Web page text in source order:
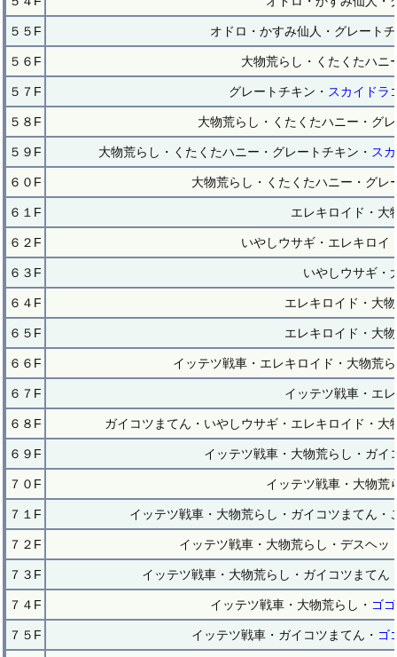
５５F オドロ・かすみ仙人・グレート
５６F 大物荒らし・くたくたハニ
５７F グレートチキン・ スカイドラ
５８F 大物荒らし・くたくたハニー・グ
５９F 大物荒らし・くたくたハニー・グレートチキン・ ス
６０F 大物荒らし・くたくたハニー・グ
６１F エレキロイド・大
６２F いやしウサギ・エレキロイ
６３F いやしウサギ・
６４F エレキロイド・大
６５F エレキロイド・大
６６F イッテツ戦車・エレキロイド・大物荒
６７F イッテツ戦車・エ
６８F ガイコツまてん・いやしウサギ・エレキロイド・大
６９F イッテツ戦車・大物荒らし・ガイ
７０F イッテツ戦車・大物荒
７１F イッテツ戦車・大物荒らし・ガイコツまてん
７２F イッテツ戦車・大物荒らし・デスヘ
７３F イッテツ戦車・大物荒らし・ガイコツまてん
７４F イッテツ戦車・大物荒らし・ ゴ
７５F イッテツ戦車・ガイコツまてん・ ゴ